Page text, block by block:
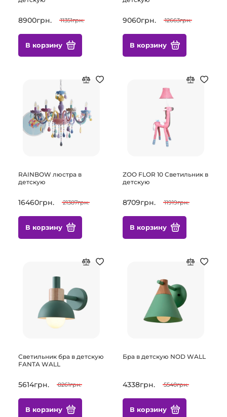
8900грн. 11351грн.
В корзину
9060грн. 12663грн.
В корзину
RAINBOW люстра в
детскую
16460грн. 21387грн.
В корзину
ZOO FLOR 10 Светильник в
детскую
8709грн. 11919грн.
В корзину
Светильник бра в детскую
FANTA WALL
5614грн. 8261грн.
В корзину
Бра в детскую NOD WALL
4338грн. 5540грн.
В корзину